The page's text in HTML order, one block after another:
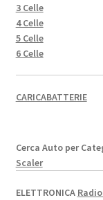
3 Celle
4 Celle
5 Celle
6 Celle
CARICABATTERIE
Cerca Auto per
Scaler
ELETTRONICA